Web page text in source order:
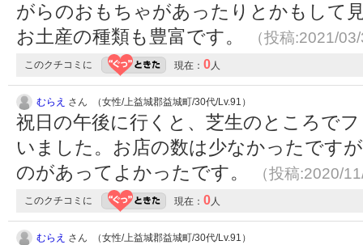
がらのおもちゃがあったりとかもして
お土産の種類も豊富です。
（投稿:2021/
このクチコミに 現在： 0人
むらえ さん （女性/上益城郡益城町/30代/Lv.91）
祝日の午後に行くと、芝生のところで
いました。お店の数は少なかったです
のがあってよかったです。
（投稿:2020/
このクチコミに 現在： 0人
むらえ さん （女性/上益城郡益城町/30代/Lv.91）